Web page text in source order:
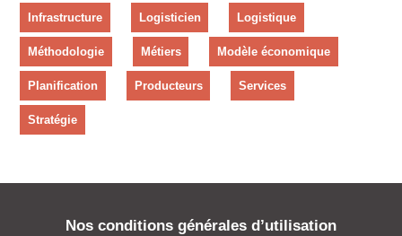
Infrastructure Logisticien Logistique
Méthodologie Métiers Modèle économique
Planification Producteurs Services
Stratégie
Nos conditions générales d’utilisation